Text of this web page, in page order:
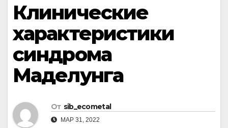
Клинические
характеристики
синдрома
Маделунга
От sib_ecometal
МАР 31, 2022